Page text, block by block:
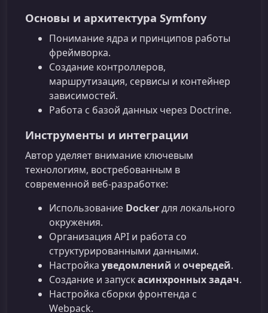
Основы и архитектура Symfony
Понимание ядра и принципов работы
фреймворка.
Создание контроллеров,
маршрутизация, сервисы и контейнер
зависимостей.
Работа с базой данных через Doctrine.
Инструменты и интеграции
Автор уделяет внимание ключевым
технологиям, востребованным в
современной веб‑разработке:
Использование Dockerдля локального
окружения.
Организация API и работа со
структурированными данными.
Настройка уведомлений и очередей.
Создание и запускасинхронных задач.
Настройка сборки фронтенда с
Webpack.